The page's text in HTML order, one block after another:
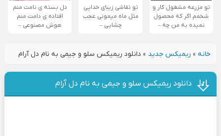
تو مزرعه مشغول کار و
شخمم اگر که محصول
نمیده به من چه –
تو نقاشی زیبای خدایی
مثل ماه میمونی عجب
چشایی –
دل بسته ی نامت منم
افتاده ی دامت منم
هوش مصنوعی –
خانه» ریمیکس جدید » دانلود ریمیکس سلو و جیمی به نام دل آرام
دانلود ریمیکس سلو و جیمی به نام دل آرام